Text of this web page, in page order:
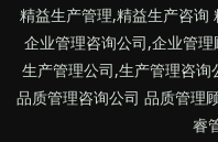
精益生产管理,精益生产咨询
企业管理咨询公司,企业管
生产管理公司,生产管理咨
品质管理咨询公司 品质管理
睿